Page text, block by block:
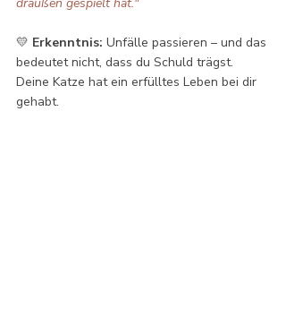
💛 Erkenntnis: Unfälle passieren – und das
bedeutet nicht, dass du Schuld trägst.
Deine Katze hat ein erfülltes Leben bei dir
gehabt.